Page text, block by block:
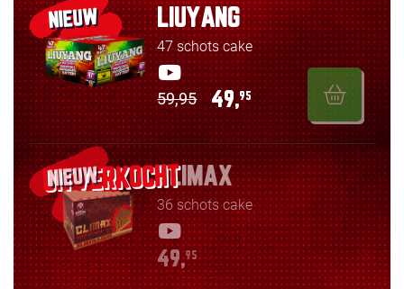
NIEUW LIUYANG
47 schots cake
59,95 49,95
NIEUW CLIMAX
36 schots cake
49,95